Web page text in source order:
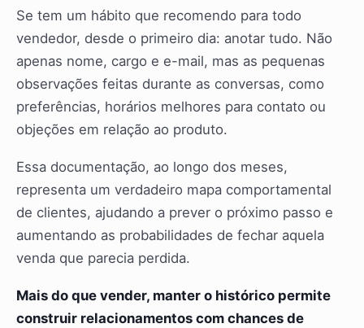
Se tem um hábito que recomendo para todo
vendedor, desde o primeiro dia: anotar tudo. Não
apenas nome, cargo e e-mail, mas as pequenas
observações feitas durante as conversas, como
preferências, horários melhores para contato ou
objeções em relação ao produto.
Essa documentação, ao longo dos meses,
representa um verdadeiro mapa comportamental
de clientes, ajudando a prever o próximo passo e
aumentando as probabilidades de fechar aquela
venda que parecia perdida.
Mais do que vender, manter o histórico permite
construir relacionamentos com chances de